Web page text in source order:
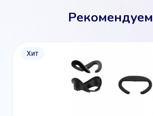
Рекомендуем
Хит